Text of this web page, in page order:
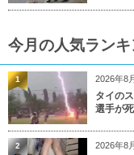
今月の人気ラン
2026年8
タイの
選手が死
1
2026年8
2